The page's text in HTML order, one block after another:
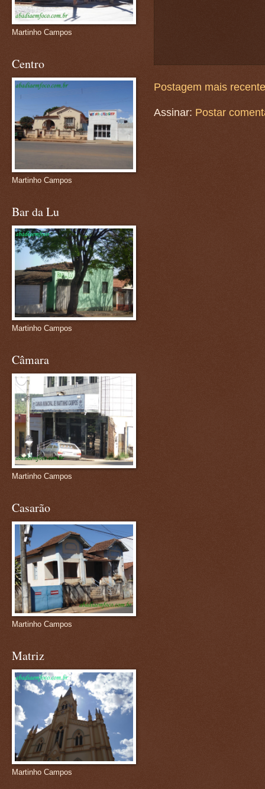
Postagem mais recente
Assinar: Postar
Martinho Campos
Centro
Martinho Campos
Bar da Lu
Martinho Campos
Câmara
Martinho Campos
Casarão
Martinho Campos
Matriz
Martinho Campos